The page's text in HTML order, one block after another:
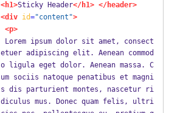
<h1>Sticky Header</h1> </header>
<div
id="content">
<p>
etuer adipiscing elit. Aenean commod
o ligula eget dolor. Aenean massa. C
um sociis natoque penatibus et magni
s dis parturient montes, nascetur ri
diculus mus. Donec quam felis, ultri